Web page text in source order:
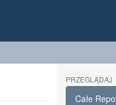
PRZEGLĄDAJ
Całe